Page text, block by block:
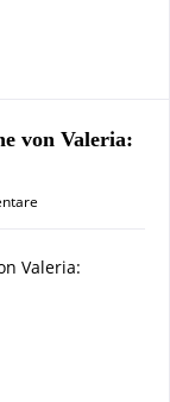
von Valeria: